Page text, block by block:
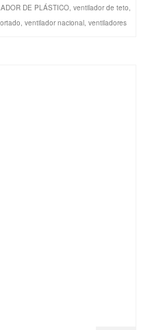
DE PLÁSTICO, ventilador de teto,
, ventilador nacional, ventiladores